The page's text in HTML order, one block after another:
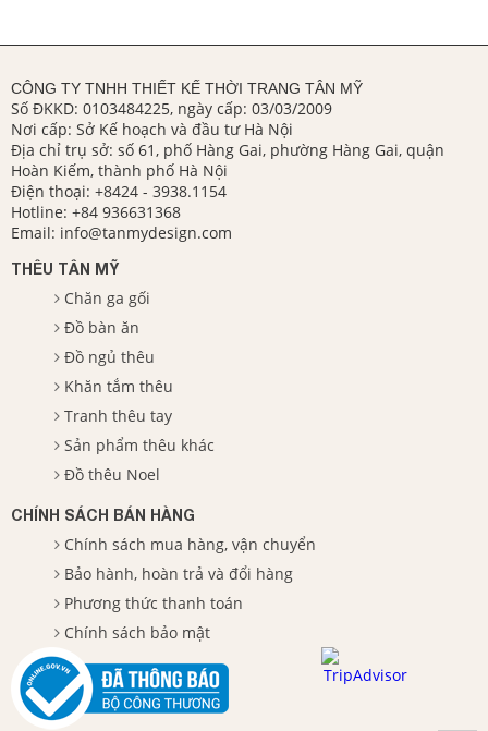
CÔNG TY TNHH THIẾT KẾ THỜI TRANG TÂN MỸ
Số ĐKKD: 0103484225, ngày cấp: 03/03/2009
Nơi cấp: Sở Kế hoạch và đầu tư Hà Nội
Địa chỉ trụ sở: số 61, phố Hàng Gai, phường Hàng Gai, quận
Hoàn Kiếm, thành phố Hà Nội
Điện thoại: +8424 - 3938.1154
Hotline: +84 936631368
Email: info@tanmydesign.com
THÊU TÂN MỸ
Chăn ga gối
Đồ bàn ăn
Đồ ngủ thêu
Khăn tắm thêu
Tranh thêu tay
Sản phẩm thêu khác
Đồ thêu Noel
CHÍNH SÁCH BÁN HÀNG
Chính sách mua hàng, vận chuyển
Bảo hành, hoàn trả và đổi hàng
Phương thức thanh toán
Chính sách bảo mật